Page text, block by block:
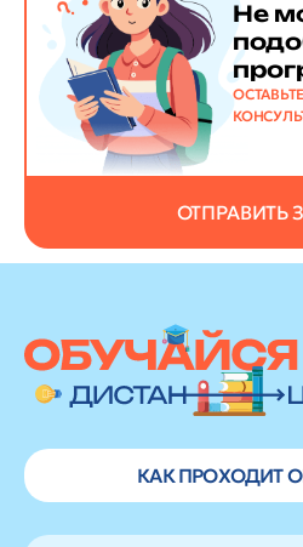
Не
ОТПРАВИТЬ
КАК ПРОХОДИТ